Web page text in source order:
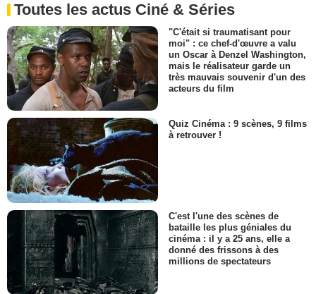
Toutes les actus Ciné & Séries
"C'était si traumatisant pour
moi" : ce chef-d'œuvre a valu
un Oscar à Denzel Washington,
mais le réalisateur garde un
très mauvais souvenir d'un des
acteurs du film
Quiz Cinéma : 9 scènes, 9 films
à retrouver !
C'est l'une des scènes de
bataille les plus géniales du
cinéma : il y a 25 ans, elle a
donné des frissons à des
millions de spectateurs